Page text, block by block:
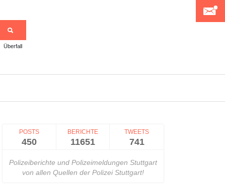
Überfall
POSTS
450
BERICHTE
11651
TWEETS
741
Polizeiberichte und Polizeimeldungen Stuttgart
von allen Quellen der Polizei Stuttgart!